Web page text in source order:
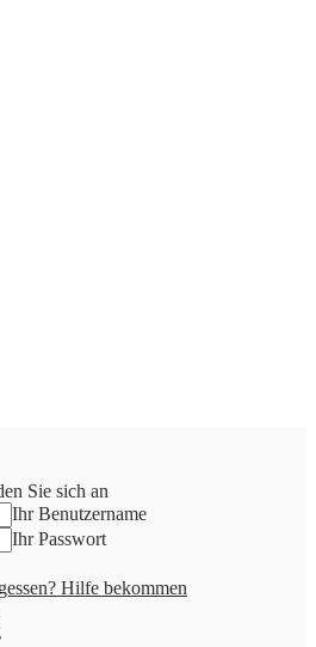
Sie sich an
Ihr Benutzername
Ihr Passwort
Hilfe bekommen